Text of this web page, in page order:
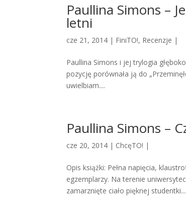
Paullina Simons –
letni
cze 21, 2014 | FiniTO!, Recenzje |
Paullina Simons i jej trylogia
pozycję porównała ją do
uwielbiam....
Paullina Simons –
cze 20, 2014 | ChcęTO! |
Opis książki: Pełna napięcia,
egzemplarzy. Na terenie
zamarznięte ciało pięknej studentki....